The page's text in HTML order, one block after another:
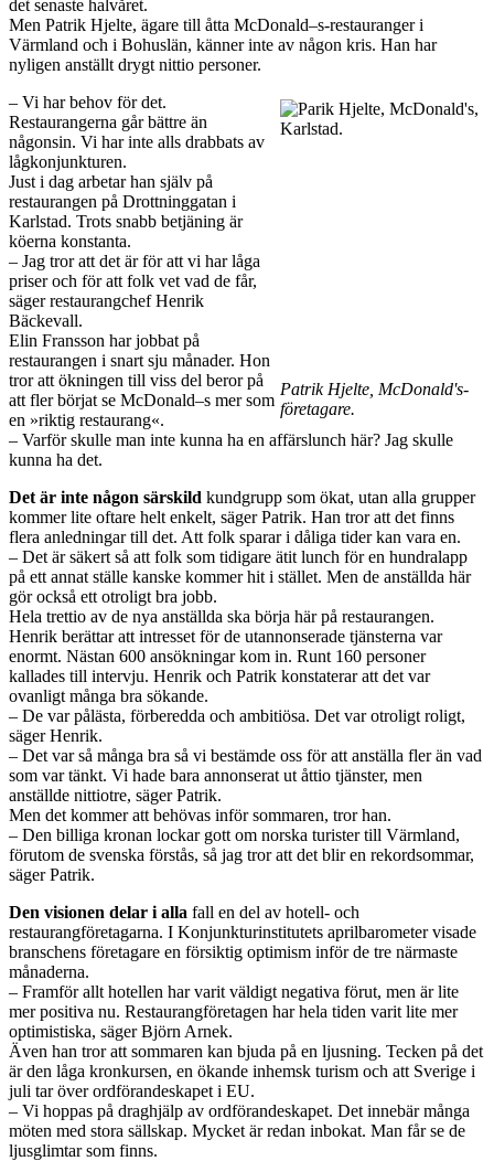
det senaste halvåret.
Men Patrik Hjelte, ägare till åtta McDonald–s-restauranger i
Värmland och i Bohuslän, känner inte av någon kris. Han har
nyligen anställt drygt nittio personer.
Patrik Hjelte, McDonald's-
företagare.
– Vi har behov för det.
Restaurangerna går bättre än
någonsin. Vi har inte alls drabbats av
lågkonjunkturen.
Just i dag arbetar han själv på
restaurangen på Drottninggatan i
Karlstad. Trots snabb betjäning är
köerna konstanta.
– Jag tror att det är för att vi har låga
priser och för att folk vet vad de får,
säger restaurang­chef Henrik
Bäckevall.
Elin Fransson har jobbat på
restaurangen i snart sju månader. Hon
tror att ökningen till viss del beror på
att fler börjat se McDonald–s mer som
en »riktig restaurang«.
– Varför skulle man inte kunna ha en affärslunch här? Jag skulle
kunna ha det.
Det är inte någon särskild kundgrupp som ökat, utan alla grupper
kommer lite oftare helt enkelt, säger Patrik. Han tror att det finns
flera anledningar till det. Att folk sparar i dåliga tider kan vara en.
– Det är säkert så att folk som tidigare ätit lunch för en hundralapp
på ett annat ställe kanske kommer hit i stället. Men de anställda här
gör också ett otroligt bra jobb.
Hela trettio av de nya anställda ska börja här på restaurangen.
Henrik berättar att intresset för de utannonserade tjänsterna var
enormt. Nästan 600 ansökningar kom in. Runt 160 personer
kallades till intervju. Henrik och Patrik konstaterar att det var
ovanligt många bra sökande.
– De var pålästa, förberedda och ambitiösa. Det var otroligt roligt,
säger Henrik.
– Det var så många bra så vi bestämde oss för att anställa fler än vad
som var tänkt. Vi hade bara annonserat ut åttio tjänster, men
anställde nittiotre, säger Patrik.
Men det kommer att behövas inför sommaren, tror han.
– Den billiga kronan lockar gott om norska turister till Värmland,
förutom de svenska förstås, så jag tror att det blir en ­rekordsommar,
säger Patrik.
Den visionen delar i alla fall en del av hotell- och
restaurangföretagarna. I Konjunkturinstitutets aprilbarometer visade
branschens företagare en försiktig optimism inför de tre närmaste
månaderna.
– Framför allt hotellen har varit väldigt negativa förut, men är lite
mer positiva nu. Restaurangföretagen har hela tiden varit lite mer
optimistiska, säger Björn Arnek.
Även han tror att sommaren kan bjuda på en ljusning. Tecken på det
är den låga kronkursen, en ökande inhemsk turism och att Sverige i
juli tar över ordförandeskapet i EU.
– Vi hoppas på draghjälp av ordförande­skapet. Det innebär många
möten med stora sällskap. Mycket är redan inbokat. Man får se de
ljusglimtar som finns.